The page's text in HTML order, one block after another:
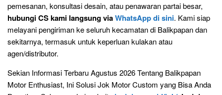
pemesanan, konsultasi desain, atau penawaran partai besar,
hubungi CS kami langsung viaWhatsApp di sini. Kami siap
melayani pengiriman ke seluruh kecamatan di Balikpapan dan
sekitarnya, termasuk untuk keperluan kulakan atau
agen/distributor.
Sekian Informasi Terbaru Agustus 2026 Tentang Balikpapan
Motor Enthusiast, Ini Solusi Jok Motor Custom yang Bisa Anda